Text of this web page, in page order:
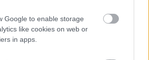
Google to enable storage
like cookies on web or
in apps.
Parcheggio
Rivarolo Canavese(TO)
Campeggio